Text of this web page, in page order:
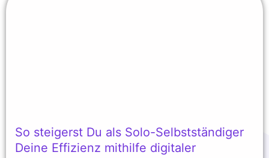
So steigerst Du als Solo-Selbstständiger
Deine Effizienz mithilfe digitaler